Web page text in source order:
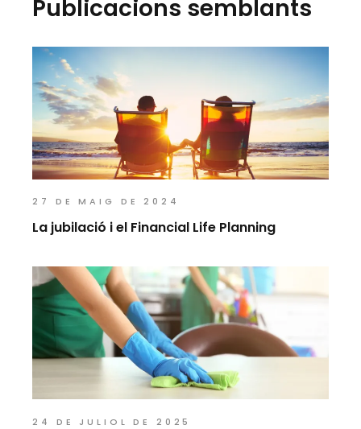
Publicacions semblants
27 DE MAIG DE 2024
La jubilació i el Financial Life Planning
24 DE JULIOL DE 2025